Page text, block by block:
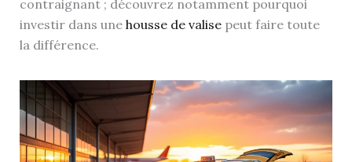
contraignant ; découvrez notamment pourquoi
investir dans une housse de valisepeut faire toute
la différence.